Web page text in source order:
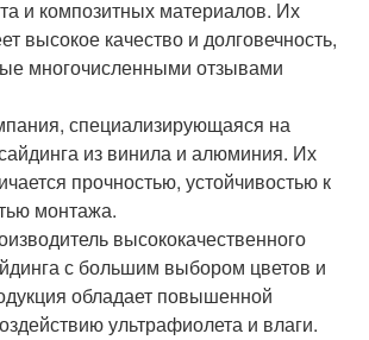
и композитных материалов. Их
высокое качество и долговечность,
многочисленными отзывами
специализирующаяся на
из винила и алюминия. Их
прочностью, устойчивостью к
монтажа.
высококачественного
с большим выбором цветов и
обладает повышенной
ультрафиолета и влаги.